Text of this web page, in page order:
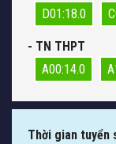
D01:18.0
- TN THPT
A00:14.0
Thời gian tuyển